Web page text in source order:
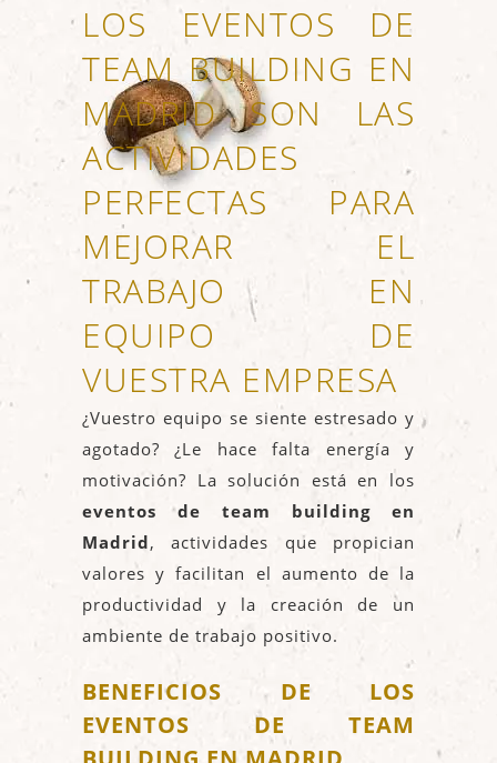
LOS EVENTOS DE
TEAM BUILDING EN
MADRID SON LAS
ACTIVIDADES
PERFECTAS PARA
MEJORAR EL
TRABAJO EN
EQUIPO DE
VUESTRA EMPRESA
¿Vuestro equipo se siente estresado y
agotado? ¿Le hace falta energía y
motivación? La solución está en los
eventos de team building en
Madrid, actividades que propician
valores y facilitan el aumento de la
productividad y la creación de un
ambiente de trabajo positivo.
BENEFICIOS DE LOS
EVENTOS DE TEAM